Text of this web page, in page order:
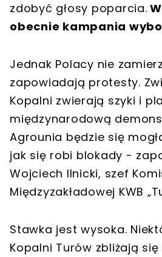
zdobyć głosy poparcia.
obecnie kampania
Jednak Polacy nie
zapowiadają protesty.
Kopalni zwierają szyki i
międzynarodową
Agrounia będzie się
jak się robi blokady -
Wojciech Ilnicki, szef
Międzyzakładowej KWB
Stawka jest wysoka.
Kopalni Turów zbliżają